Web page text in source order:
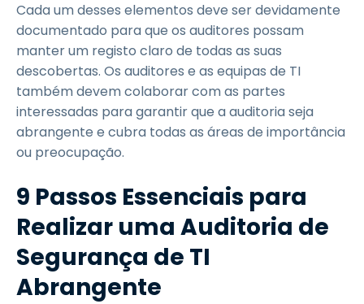
Cada um desses elementos deve ser devidamente
documentado para que os auditores possam
manter um registo claro de todas as suas
descobertas. Os auditores e as equipas de TI
também devem colaborar com as partes
interessadas para garantir que a auditoria seja
abrangente e cubra todas as áreas de importância
ou preocupação.
9 Passos Essenciais para
Realizar uma Auditoria de
Segurança de TI
Abrangente